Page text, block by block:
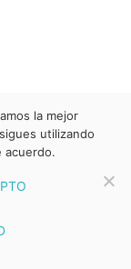
la mejor
utilizando
acuerdo.